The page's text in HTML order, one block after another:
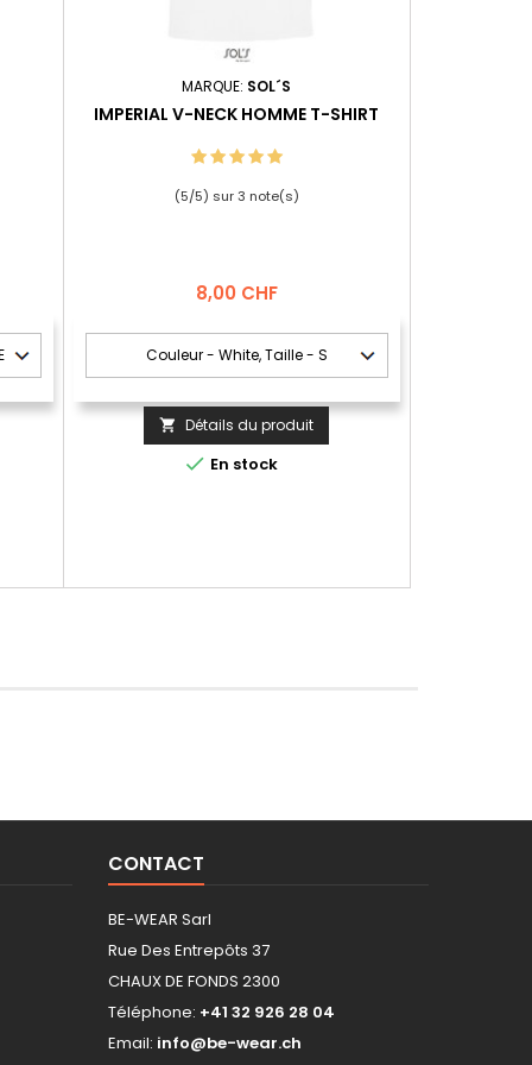
MARQUE: SOL´S
IMPERIAL V-NECK HOMME T-SHIRT
(5/5) sur3 note(s)
Prix
8,00 CHF
 Détails du produit
 En stock
CONTACT
BE-WEAR Sarl
Rue Des Entrepôts 37
CHAUX DE FONDS 2300
Téléphone: +41 32 926 28 04
Email: info@be-wear.ch